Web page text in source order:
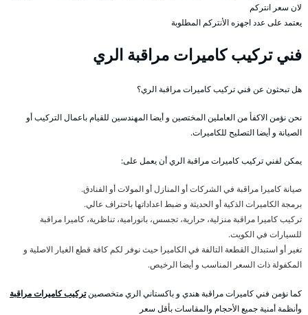
لان سعر انتركم
يعتمد على عدد اجهزه الأنتركم المطلوبة
فني تركيب كاميرات مراقبة الري
هل تبحثون عن فني تركيب كاميرات مراقبة الري؟
نحن نؤمن الاكفأ من العاملين المختصين و أيضا المهندسين للقيام باعمال التركيب أو
الصيانة و أيضا التصليح للكاميرات.
يمكن لفني تركيب كاميرات مراقبة الري أن يعمل على:
صيانة كاميرا مراقبة في الشركات أو المنازل أو المولات أو الفنادق.
برمجة الكاميرات الذكية أو الحديثة و ضبط اعداداتها باحتراف عالي.
تركيب كاميرا مراقبة منزلية، حرارية، تجسس، بانورامية، تناظرية، كاميرا مراقبة
للسيارات في الكويت.
تغير أو استبدال القطعة التالفة في الكاميرا حيث نوفر لكم كافة قطع الغيار الاصلية و
المكفولة ذات السعر المناسب و أيضا الرخيص.
كما نؤمن فني كاميرات مراقبة هندي و باكستاني الري متخصصينتركيب كاميرات مراقبة
وأنظمة أمنية جميع الأحجام والمقاسات بأقل سعر